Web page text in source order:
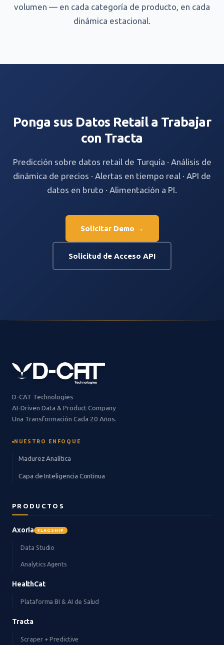
volumen — en cada categoría de producto, en cada
dinámica estacional.
Ponga sus Datos Retail a Trabajar
con Tracta
Predicción sobre datos retail de Turquía · Análisis de
dinámica de precios · Alertas en tiempo real · API de
datos en bruto · Alimentación a PI.
Solicitar Demo →
Solicitud de Acceso API
D-CAT Technologies
AI-Driven Data & Product Company
Una Transformación Cada 20 Años.
NUESTRO ENFOQUE
Madurez Analítica
Capa de Inteligencia Continua
PRODUCTOS
Axoria FLAGSHIP
Data Studio
Analytics Agents
HealthCat
Plataforma BI & AI de Salud
Tracta
Scraper + Predictive